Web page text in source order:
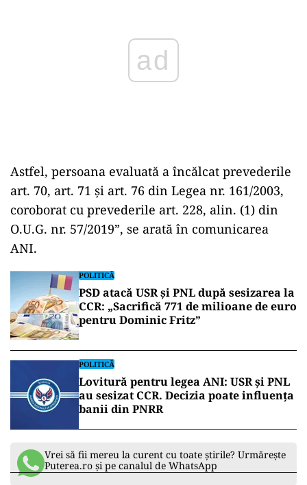
Astfel, persoana evaluată a încălcat prevederile
art. 70, art. 71 și art. 76 din Legea nr. 161/2003,
coroborat cu prevederile art. 228, alin. (1) din
O.U.G. nr. 57/2019”, se arată în comunicarea
ANI.
POLITICĂ
PSD atacă USR și PNL după sesizarea la
CCR: „Sacrifică 771 de milioane de euro
pentru Dominic Fritz”
POLITICĂ
Lovitură pentru legea ANI: USR și PNL
au sesizat CCR. Decizia poate influența
banii din PNRR
Vrei să fii mereu la curent cu toate știrile? Urmărește
Puterea.ro și pe canalul de WhatsApp